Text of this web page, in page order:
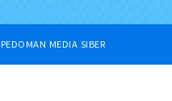
PEDOMAN MEDIA SIBER